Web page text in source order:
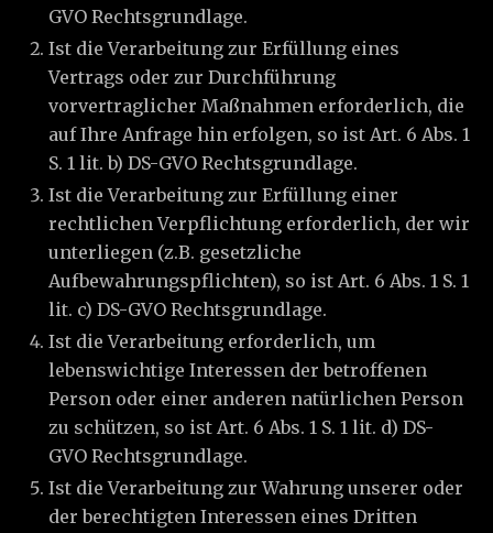
GVO Rechtsgrundlage.
Ist die Verarbeitung zur Erfüllung eines
Vertrags oder zur Durchführung
vorvertraglicher Maßnahmen erforderlich, die
auf Ihre Anfrage hin erfolgen, so ist Art. 6 Abs. 1
S. 1 lit. b) DS-GVO Rechtsgrundlage.
Ist die Verarbeitung zur Erfüllung einer
rechtlichen Verpflichtung erforderlich, der wir
unterliegen (z.B. gesetzliche
Aufbewahrungspflichten), so ist Art. 6 Abs. 1 S. 1
lit. c) DS-GVO Rechtsgrundlage.
Ist die Verarbeitung erforderlich, um
lebenswichtige Interessen der betroffenen
Person oder einer anderen natürlichen Person
zu schützen, so ist Art. 6 Abs. 1 S. 1 lit. d) DS-
GVO Rechtsgrundlage.
Ist die Verarbeitung zur Wahrung unserer oder
der berechtigten Interessen eines Dritten